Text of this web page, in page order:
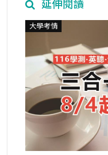
延伸閱讀
大學考情